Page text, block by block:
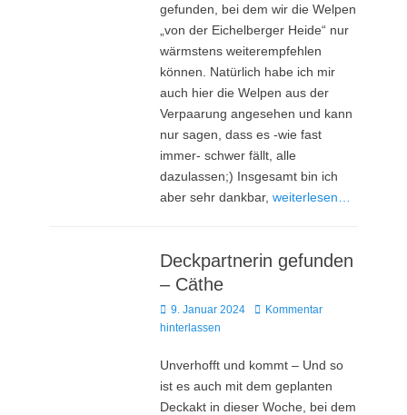
gefunden, bei dem wir die Welpen
„von der Eichelberger Heide“ nur
wärmstens weiterempfehlen
können. Natürlich habe ich mir
auch hier die Welpen aus der
Verpaarung angesehen und kann
nur sagen, dass es -wie fast
immer- schwer fällt, alle
dazulassen;) Insgesamt bin ich
aber sehr dankbar,weiterlesen…
Deckpartnerin gefunden
– Cäthe
Posted
on
9. Januar 2024
Kommentar
hinterlassen
Unverhofft und kommt – Und so
ist es auch mit dem geplanten
Deckakt in dieser Woche, bei dem